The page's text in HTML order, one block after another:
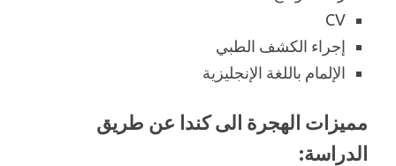
CV
إجراء الكشف الطبي
الإلمام باللغة الإنجليزية
مميزات الهجرة الى كندا عن طريق
الدراسة: